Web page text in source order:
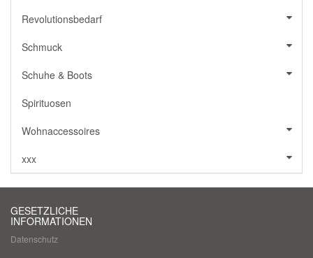
Revolutionsbedarf
Schmuck
Schuhe & Boots
Spirituosen
Wohnaccessoires
xxx
GESETZLICHE
INFORMATIONEN
Datenschutz